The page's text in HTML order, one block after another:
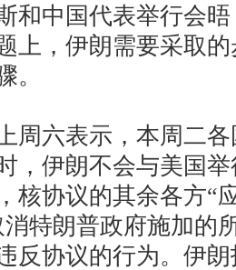
和中国代表举行会
上，伊朗需要采取
。
六表示，本周二各
，伊朗不会与美国
核协议的其余各方“
特朗普政府施加的
反协议的行为。伊